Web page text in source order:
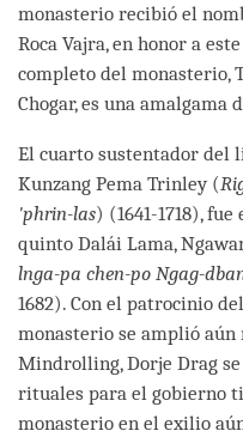
monasterio recibió el
Roca Vajra, en honor a
completo del monasterio,
Chogar, es una
El cuarto sustentador del
Kunzang Pema Trinley (
'phrin-las) (1641-1718),
quinto Dalái Lama,
lnga-pa chen-po Ngag-
1682). Con el patrocinio
monasterio se amplió aún
Mindrolling, Dorje Drag
rituales para el gobierno
monasterio en el exilio